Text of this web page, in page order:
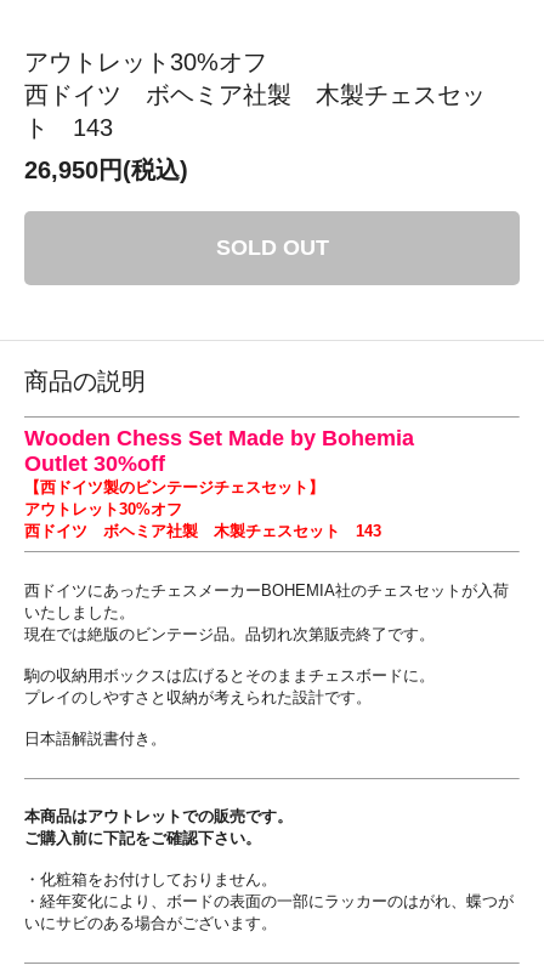
アウトレット30%オフ
西ドイツ ボヘミア社製 木製チェスセッ
ト 143
26,950円(税込)
SOLD OUT
商品の説明
Wooden Chess Set Made by Bohemia
Outlet 30%off
【西ドイツ製のビンテージチェスセット】
アウトレット30%オフ
西ドイツ ボヘミア社製 木製チェスセット 143
西ドイツにあったチェスメーカーBOHEMIA社のチェスセットが入荷
いたしました。
現在では絶版のビンテージ品。品切れ次第販売終了です。
駒の収納用ボックスは広げるとそのままチェスボードに。
プレイのしやすさと収納が考えられた設計です。
日本語解説書付き。
本商品はアウトレットでの販売です。
ご購入前に下記をご確認下さい。
・化粧箱をお付けしておりません。
・経年変化により、ボードの表面の一部にラッカーのはがれ、蝶つが
いにサビのある場合がございます。